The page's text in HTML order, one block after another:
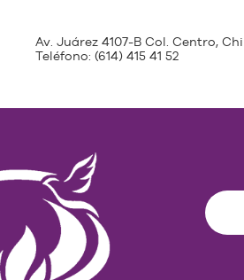
Av. Juárez 4107-B Col. Centro,
Teléfono: (614) 415 41 52